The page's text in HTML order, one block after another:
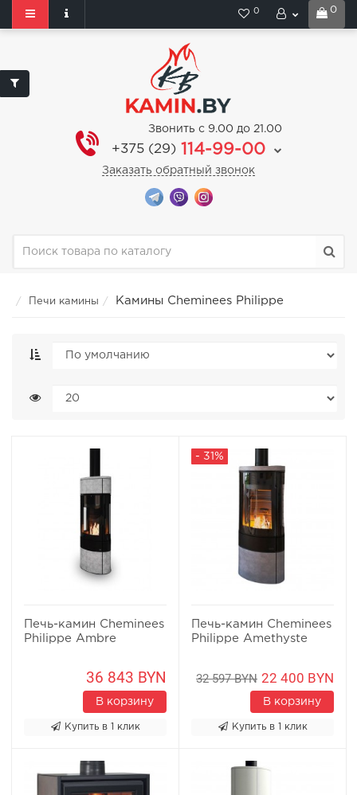
0
0
Звонить с 9.00 до 21.00
+375 (29) 114-99-00
Заказать обратный звонок
Печи камины Камины Cheminees Philippe
Печь-камин Cheminees
Philippe Ambre
36 843 BYN
В корзину
Купить в 1 клик
- 31%
Печь-камин Cheminees
Philippe Amethyste
32 597 BYN 22 400 BYN
В корзину
Купить в 1 клик